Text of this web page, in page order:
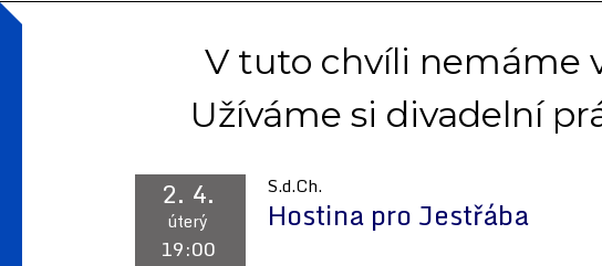
V tuto chvíli nemáme
Užíváme si divadelní
2. 4.
úterý
19:00
S.d.Ch.
Hostina pro Jestřába